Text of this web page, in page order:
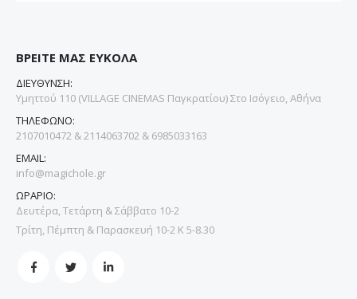
ΒΡΕΙΤΕ ΜΑΣ ΕΥΚΟΛΑ
ΔΙΕΥΘΥΝΣΗ:
Υμηττού 110 (VILLAGE CINEMAS Παγκρατίου) Στο Ισόγειο, Αθήνα
ΤΗΛΕΦΩΝΟ:
2107010472 & 2114063702 & 6985033163
EMAIL:
info@magichole.gr
ΩΡΑΡΙΟ:
Δευτέρα, Τετάρτη & Σάββατο 10-2
Τρίτη, Πέμπτη & Παρασκευή 10-2 Κ 5-8.30